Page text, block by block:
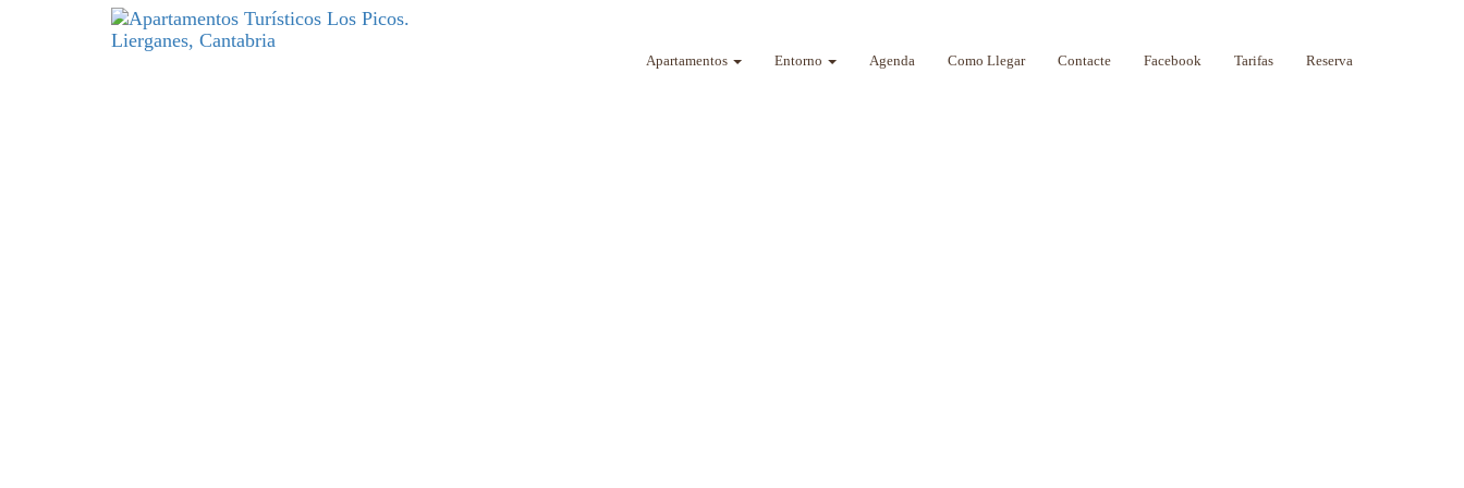
Apartamentos Entorno Agenda Como Llegar Contacte Facebook Tarifas Reserva